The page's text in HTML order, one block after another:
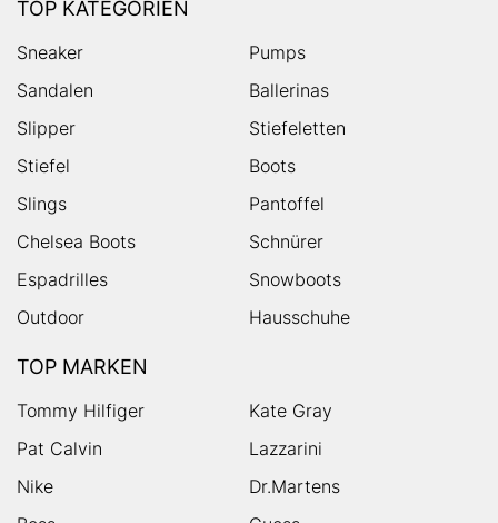
TOP KATEGORIEN
Sneaker
Pumps
Sandalen
Ballerinas
Slipper
Stiefeletten
Stiefel
Boots
Slings
Pantoffel
Chelsea Boots
Schnürer
Espadrilles
Snowboots
Outdoor
Hausschuhe
TOP MARKEN
Tommy Hilfiger
Kate Gray
Pat Calvin
Lazzarini
Nike
Dr.Martens